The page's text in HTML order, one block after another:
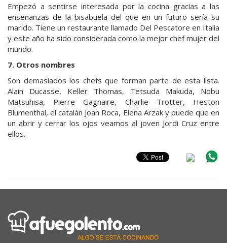
Empezó a sentirse interesada por la cocina gracias a las
enseñanzas de la bisabuela del que en un futuro sería su
marido. Tiene un restaurante llamado Del Pescatore en Italia
y este año ha sido considerada como la mejor chef mujer del
mundo.
7. Otros nombres
Son demasiados los chefs que forman parte de esta lista.
Alain Ducasse, Keller Thomas, Tetsuda Makuda, Nobu
Matsuhisa, Pierre Gagnaire, Charlie Trotter, Heston
Blumenthal, el catalán Joan Roca, Elena Arzak y puede que en
un abrir y cerrar los ojos veamos al joven Jordi Cruz entre
ellos.